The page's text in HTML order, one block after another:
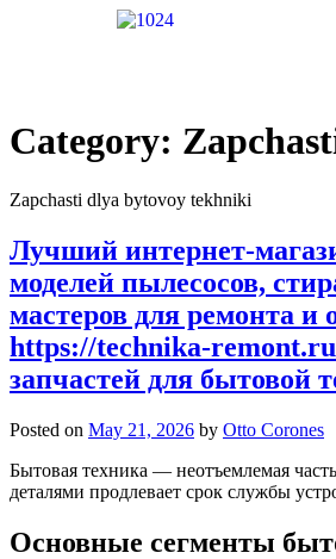
Category:
Zapchasti dlya bytovoy tekhniki
Лучший интернет-
моделей пылесосов,
мастеров для ремонта и
https://technika-
запчастей для бытовой
Posted on May 21, 2026 by Otto Corones
Бытовая техника — неотъемлемая
деталями продлевает срок службы
Основные сегменты